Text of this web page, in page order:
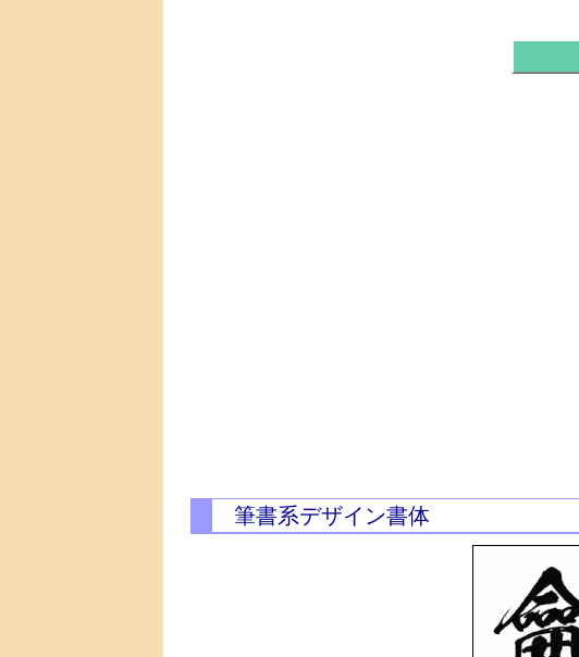
筆書系デザイン書体